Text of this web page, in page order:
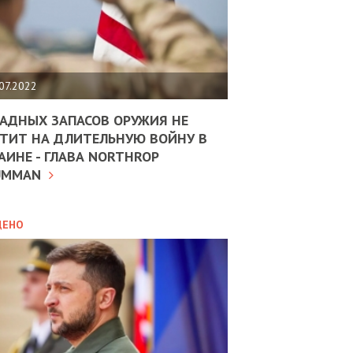
ЗАПАСОВ ОРУЖИЯ НЕ
НА ДЛИТЕЛЬНУЮ ВОЙНУ В
- ГЛАВА NORTHROP
10.02.2025